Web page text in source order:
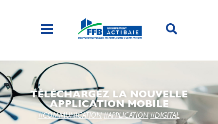
TÉLÉCHARGEZ LA NOUVELLE
APPLICATION MOBILE
#COMMUNICATION #APPLICATION #DIGITAL